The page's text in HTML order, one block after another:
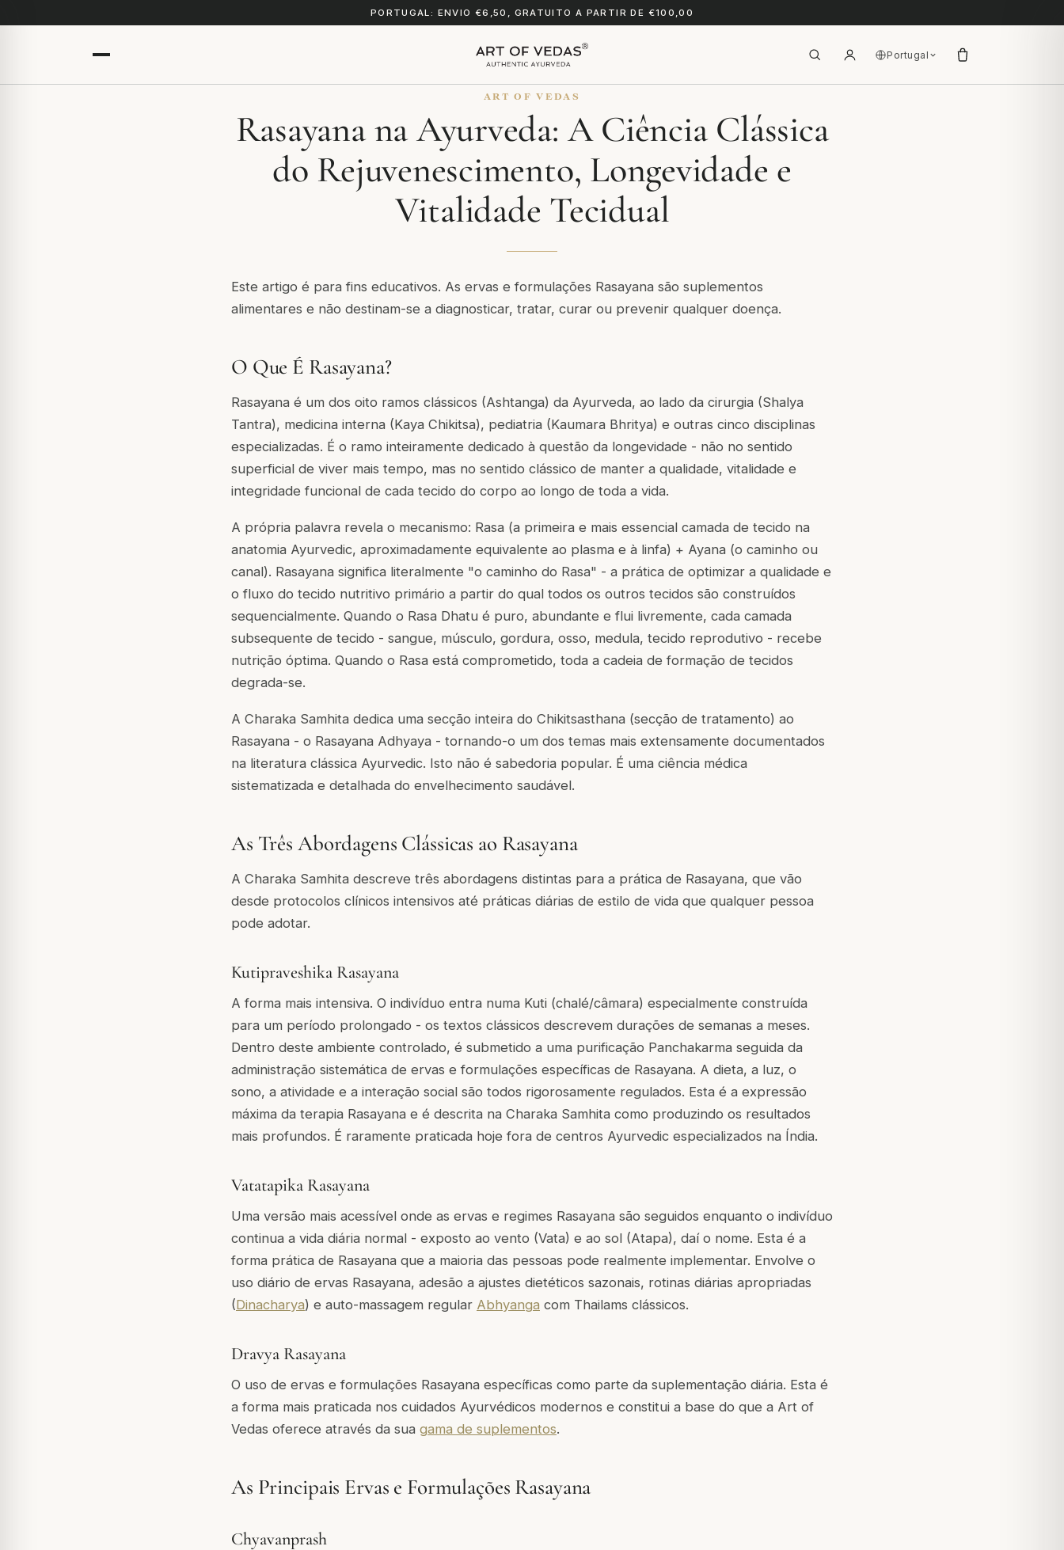
PORTUGAL: ENVIO €6,50, GRATUITO A PARTIR DE €100,00
Portugal
ART OF VEDAS
Rasayana na Ayurveda: A Ciência Clássica
do Rejuvenescimento, Longevidade e
Vitalidade Tecidual
Este artigo é para fins educativos. As ervas e formulações Rasayana são suplementos
alimentares e não destinam-se a diagnosticar, tratar, curar ou prevenir qualquer doença.
O Que É Rasayana?
Rasayana é um dos oito ramos clássicos (Ashtanga) da Ayurveda, ao lado da cirurgia (Shalya
Tantra), medicina interna (Kaya Chikitsa), pediatria (Kaumara Bhritya) e outras cinco disciplinas
especializadas. É o ramo inteiramente dedicado à questão da longevidade - não no sentido
superficial de viver mais tempo, mas no sentido clássico de manter a qualidade, vitalidade e
integridade funcional de cada tecido do corpo ao longo de toda a vida.
A própria palavra revela o mecanismo: Rasa (a primeira e mais essencial camada de tecido na
anatomia Ayurvedic, aproximadamente equivalente ao plasma e à linfa) + Ayana (o caminho ou
canal). Rasayana significa literalmente "o caminho do Rasa" - a prática de optimizar a qualidade e
o fluxo do tecido nutritivo primário a partir do qual todos os outros tecidos são construídos
sequencialmente. Quando o Rasa Dhatu é puro, abundante e flui livremente, cada camada
subsequente de tecido - sangue, músculo, gordura, osso, medula, tecido reprodutivo - recebe
nutrição óptima. Quando o Rasa está comprometido, toda a cadeia de formação de tecidos
degrada-se.
A Charaka Samhita dedica uma secção inteira do Chikitsasthana (secção de tratamento) ao
Rasayana - o Rasayana Adhyaya - tornando-o um dos temas mais extensamente documentados
na literatura clássica Ayurvedic. Isto não é sabedoria popular. É uma ciência médica
sistematizada e detalhada do envelhecimento saudável.
As Três Abordagens Clássicas ao Rasayana
A Charaka Samhita descreve três abordagens distintas para a prática de Rasayana, que vão
desde protocolos clínicos intensivos até práticas diárias de estilo de vida que qualquer pessoa
pode adotar.
Kutipraveshika Rasayana
A forma mais intensiva. O indivíduo entra numa Kuti (chalé/câmara) especialmente construída
para um período prolongado - os textos clássicos descrevem durações de semanas a meses.
Dentro deste ambiente controlado, é submetido a uma purificação Panchakarma seguida da
administração sistemática de ervas e formulações específicas de Rasayana. A dieta, a luz, o
sono, a atividade e a interação social são todos rigorosamente regulados. Esta é a expressão
máxima da terapia Rasayana e é descrita na Charaka Samhita como produzindo os resultados
mais profundos. É raramente praticada hoje fora de centros Ayurvedic especializados na Índia.
Vatatapika Rasayana
Uma versão mais acessível onde as ervas e regimes Rasayana são seguidos enquanto o indivíduo
continua a vida diária normal - exposto ao vento (Vata) e ao sol (Atapa), daí o nome. Esta é a
forma prática de Rasayana que a maioria das pessoas pode realmente implementar. Envolve o
uso diário de ervas Rasayana, adesão a ajustes dietéticos sazonais, rotinas diárias apropriadas
(Dinacharya) e auto-massagem regular Abhyanga com Thailams clássicos.
Dravya Rasayana
O uso de ervas e formulações Rasayana específicas como parte da suplementação diária. Esta é
a forma mais praticada nos cuidados Ayurvédicos modernos e constitui a base do que a Art of
Vedas oferece através da sua gama de suplementos.
As Principais Ervas e Formulações Rasayana
Chyavanprash